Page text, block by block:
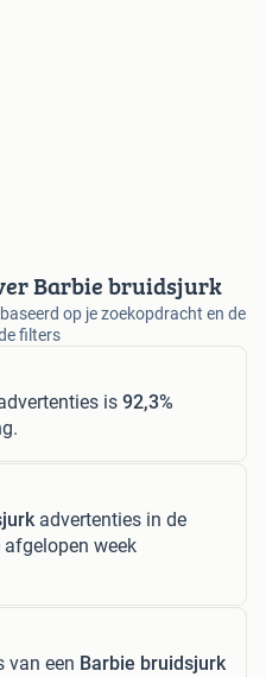
Barbie bruidsjurk
op je zoekopdracht en de
filters
is 92,3%
advertenties in de
week
van een Barbie bruidsjurk